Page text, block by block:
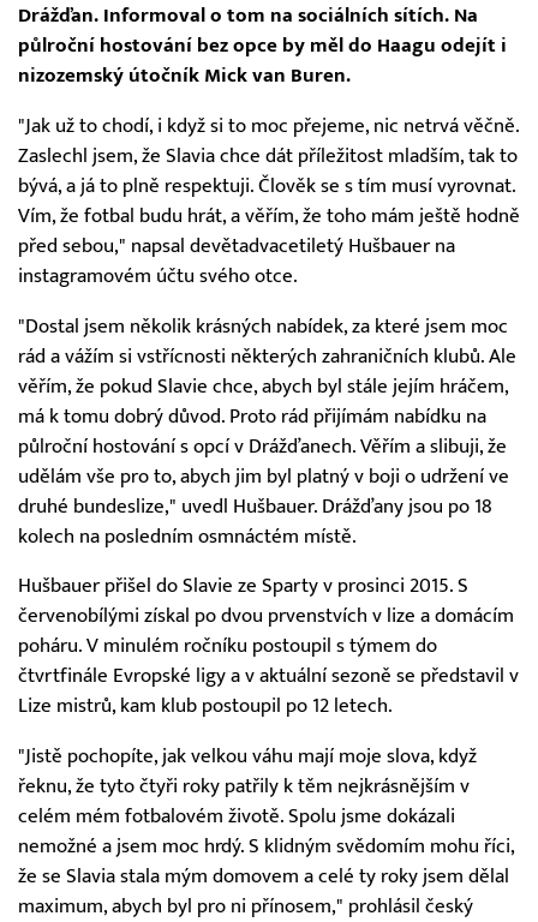
Drážďan. Informoval o tom na sociálních sítích. Na
půlroční hostování bez opce by měl do Haagu odejít i
nizozemský útočník Mick van Buren.
"Jak už to chodí, i když si to moc přejeme, nic netrvá věčně.
Zaslechl jsem, že Slavia chce dát příležitost mladším, tak to
bývá, a já to plně respektuji. Člověk se s tím musí vyrovnat.
Vím, že fotbal budu hrát, a věřím, že toho mám ještě hodně
před sebou," napsal devětadvacetiletý Hušbauer na
instagramovém účtu svého otce.
"Dostal jsem několik krásných nabídek, za které jsem moc
rád a vážím si vstřícnosti některých zahraničních klubů. Ale
věřím, že pokud Slavie chce, abych byl stále jejím hráčem,
má k tomu dobrý důvod. Proto rád přijímám nabídku na
půlroční hostování s opcí v Drážďanech. Věřím a slibuji, že
udělám vše pro to, abych jim byl platný v boji o udržení ve
druhé bundeslize," uvedl Hušbauer. Drážďany jsou po 18
kolech na posledním osmnáctém místě.
Hušbauer přišel do Slavie ze Sparty v prosinci 2015. S
červenobílými získal po dvou prvenstvích v lize a domácím
poháru. V minulém ročníku postoupil s týmem do
čtvrtfinále Evropské ligy a v aktuální sezoně se představil v
Lize mistrů, kam klub postoupil po 12 letech.
"Jistě pochopíte, jak velkou váhu mají moje slova, když
řeknu, že tyto čtyři roky patřily k těm nejkrásnějším v
celém mém fotbalovém životě. Spolu jsme dokázali
nemožné a jsem moc hrdý. S klidným svědomím mohu říci,
že se Slavia stala mým domovem a celé ty roky jsem dělal
maximum, abych byl pro ni přínosem," prohlásil český